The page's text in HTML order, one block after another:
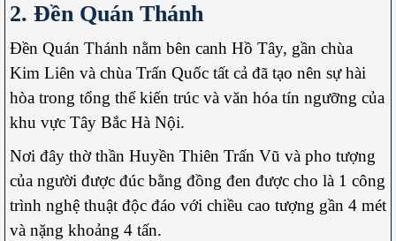
2. Đền Quán Thánh
Đền Quán Thánh nằm bên canh Hồ Tây, gần chùa
Kim Liên và chùa Trấn Quốc tất cả đã tạo nên sự hài
hòa trong tổng thể kiến trúc và văn hóa tín ngưỡng của
khu vực Tây Bắc Hà Nội.
Nơi đây thờ thần Huyền Thiên Trấn Vũ và pho tượng
của người được đúc bằng đồng đen được cho là 1 công
trình nghệ thuật độc đáo với chiều cao tượng gần 4 mét
và nặng khoảng 4 tấn.